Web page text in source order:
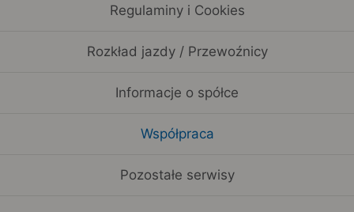
Regulaminy i Cookies
Rozkład jazdy / Przewoźnicy
Informacje o spółce
Współpraca
Pozostałe serwisy